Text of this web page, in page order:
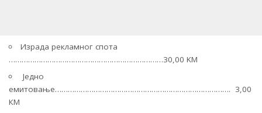
Израда рекламног спота
………………………………………………………………30,00 KM
Једно
емитовање………………………………………………………………………. 3,00
КМ